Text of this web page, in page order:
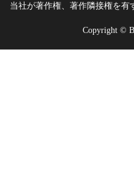
当社が著作権、著作隣接権を
Copyright ©